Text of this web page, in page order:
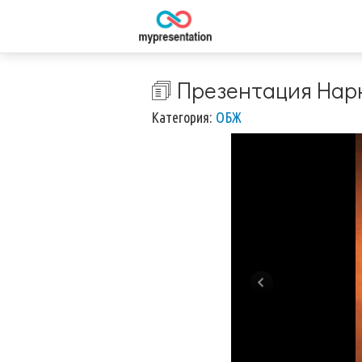
🗊 Презентация
Категория: ОБЖ